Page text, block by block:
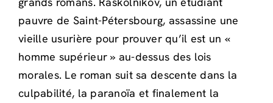
pauvre de Saint-Pétersbourg, assassine une
vieille usurière pour prouver qu’il est un «
homme supérieur » au-dessus des lois
morales. Le roman suit sa descente dans la
culpabilité, la paranoïa et finalement la